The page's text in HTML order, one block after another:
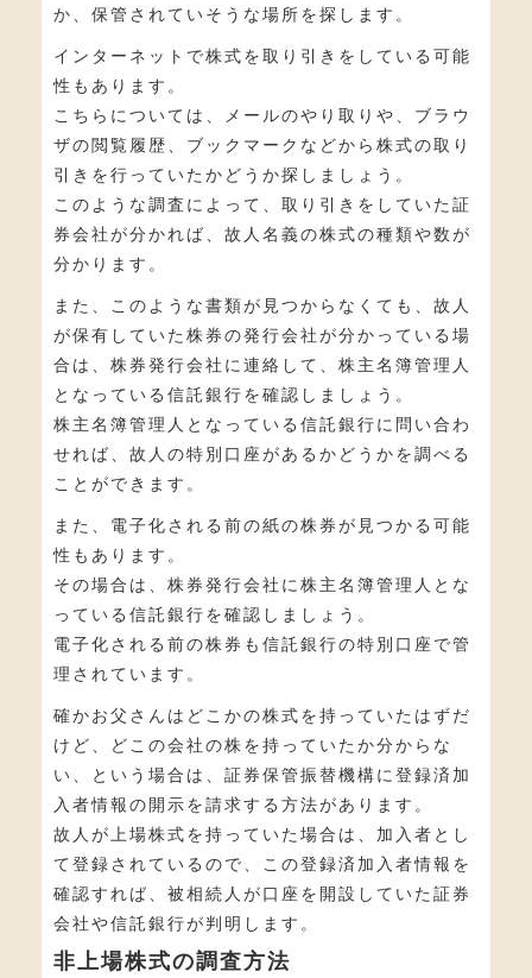
か、保管されていそうな場所を探します。
インターネットで株式を取り引きをしている可能
性もあります。
こちらについては、メールのやり取りや、ブラウ
ザの閲覧履歴、ブックマークなどから株式の取り
引きを行っていたかどうか探しましょう。
このような調査によって、取り引きをしていた証
券会社が分かれば、故人名義の株式の種類や数が
分かります。
また、このような書類が見つからなくても、故人
が保有していた株券の発行会社が分かっている場
合は、株券発行会社に連絡して、株主名簿管理人
となっている信託銀行を確認しましょう。
株主名簿管理人となっている信託銀行に問い合わ
せれば、故人の特別口座があるかどうかを調べる
ことができます。
また、電子化される前の紙の株券が見つかる可能
性もあります。
その場合は、株券発行会社に株主名簿管理人とな
っている信託銀行を確認しましょう。
電子化される前の株券も信託銀行の特別口座で管
理されています。
確かお父さんはどこかの株式を持っていたはずだ
けど、どこの会社の株を持っていたか分からな
い、という場合は、証券保管振替機構に登録済加
入者情報の開示を請求する方法があります。
故人が上場株式を持っていた場合は、加入者とし
て登録されているので、この登録済加入者情報を
確認すれば、被相続人が口座を開設していた証券
会社や信託銀行が判明します。
非上場株式の調査方法